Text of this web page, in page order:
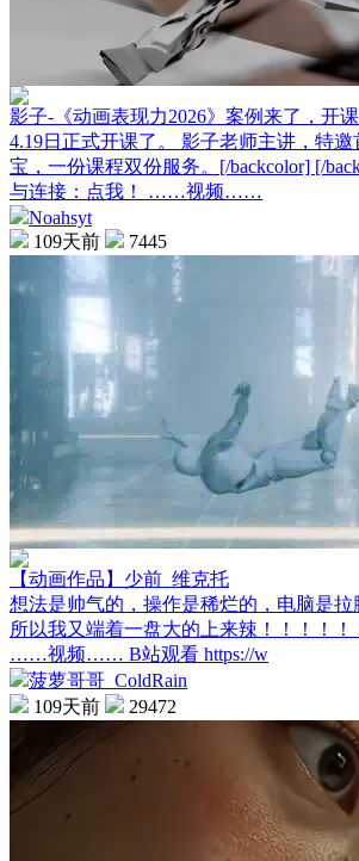
影子-《动画表现力2026》案例来了，开课
4.19日正式开课了。 影子老师主讲，特
宝，一份课程双份服务。[/backcolor] [/
与连接：点我！ ……视频……
Noahsyt
109天前
7445
【动画作品】少前_维克托
想法是帅气的，操作是稀烂的，电脑是
所以我又端着一盘大的上来辣！！！！
……视频…… B站观看 https://w
菠萝哥哥_ColdRain
109天前
29472